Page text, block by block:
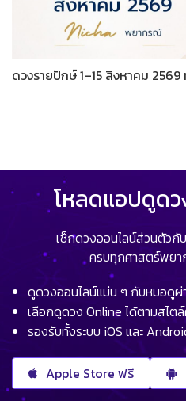
ดวงรายปักษ์ 1–15 สิงหาคม
โหลดแอปดูด
เช็กดวงออนไลน์ส่วนตัว
ครบทุกศาสตร์พยา
ดูดวงออนไลน์แม่น ๆ กับหมอดูผ่
เลือกดูดวง Online ได้ตามสไ
รองรับทั้งระบบ iOS และ
Apple Store ฟรี